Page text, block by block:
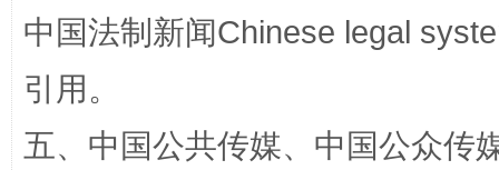
中国法制新闻Chinese legal
引用。
五、中国公共传媒、中国公众传